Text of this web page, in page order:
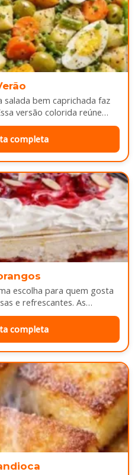
salada bem caprichada faz
versão colorida reúne
completa
escolha para quem gosta
e refrescantes. As
completa